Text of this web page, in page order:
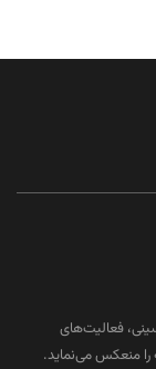
فعالیت‌های
را منعکس می‌نماید.